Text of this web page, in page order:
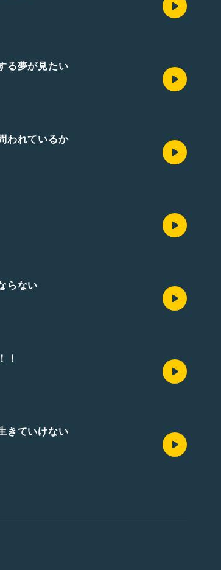
る夢が見たい
われているか
らない
！
きていけない